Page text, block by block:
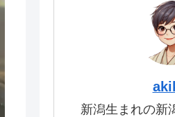
新潟生まれの新